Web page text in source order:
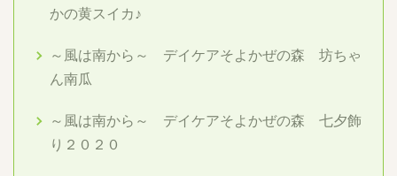
かの黄スイカ♪
～風は南から～ デイケアそよかぜの森 坊ちゃ
ん南瓜
～風は南から～ デイケアそよかぜの森 七夕飾
り２０２０